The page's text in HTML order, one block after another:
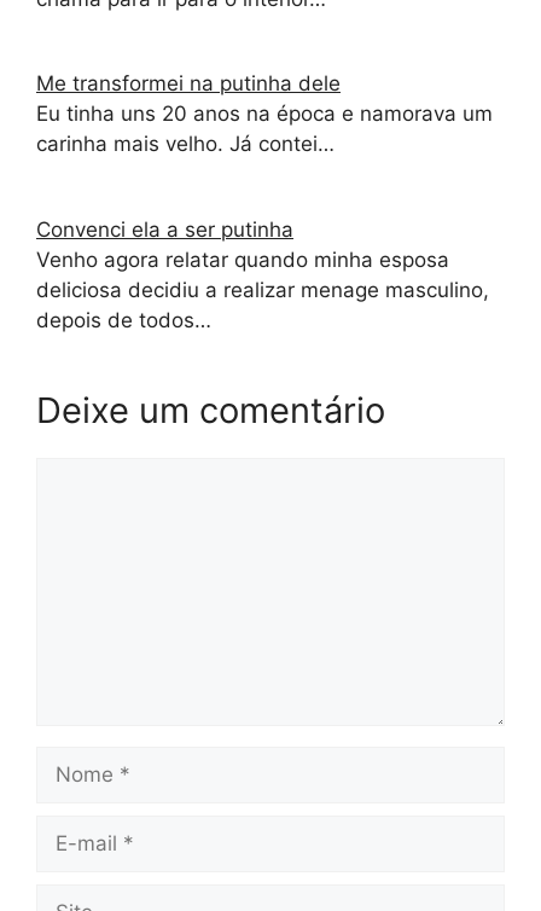
Me transformei na putinha dele
Eu tinha uns 20 anos na época e namorava um
carinha mais velho. Já contei…
Convenci ela a ser putinha
Venho agora relatar quando minha esposa
deliciosa decidiu a realizar menage masculino,
depois de todos…
Deixe um comentário
Nome
Site